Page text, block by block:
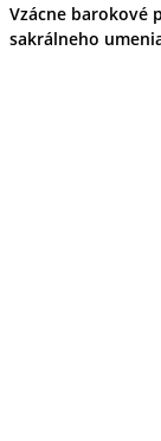
Vzácne barokové
sakrálneho